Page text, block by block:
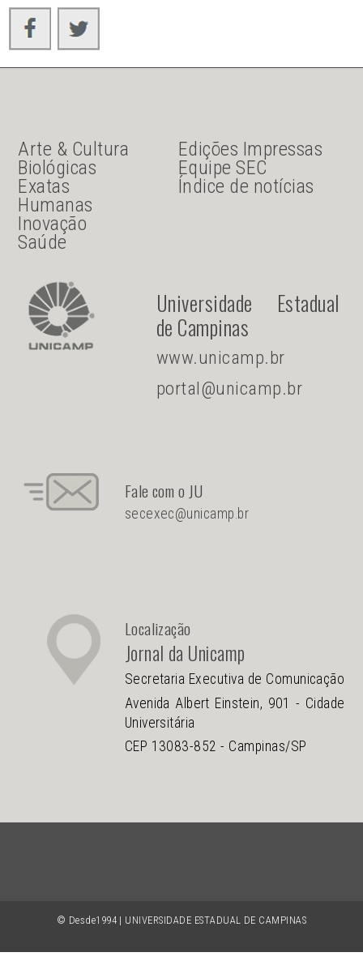
© Desde1994 | UNIVERSIDADE ESTADUAL DE CAMPINAS
JU Menu acesso rápido
Arte & Cultura
Biológicas
Exatas
Humanas
Inovação
Saúde
JU menu sanduiche
Edições Impressas
Equipe SEC
Índice de notícias
Universidade Estadual
de Campinas
www.unicamp.br
portal@unicamp.br
Fale com o JU
secexec@unicamp.br
Localização
Jornal da Unicamp
Secretaria Executiva de Comunicação
Avenida Albert Einstein, 901 - Cidade
Universitária
CEP 13083-852 - Campinas/SP